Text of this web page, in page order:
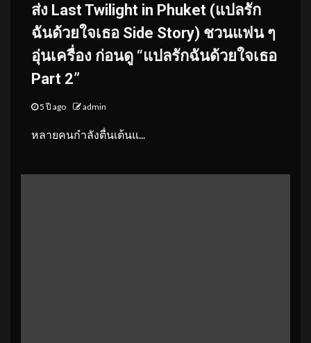
ส่ง Last Twilight in Phuket (แปลรัก
ฉันด้วยใจเธอ Side Story) ชวนแฟน ๆ
อุ่นเครื่อง ก่อนดู “แปลรักฉันด้วยใจเธอ
Part 2”
5 ปี ago admin
หลายคนกำลังตื่นเต้นแ...